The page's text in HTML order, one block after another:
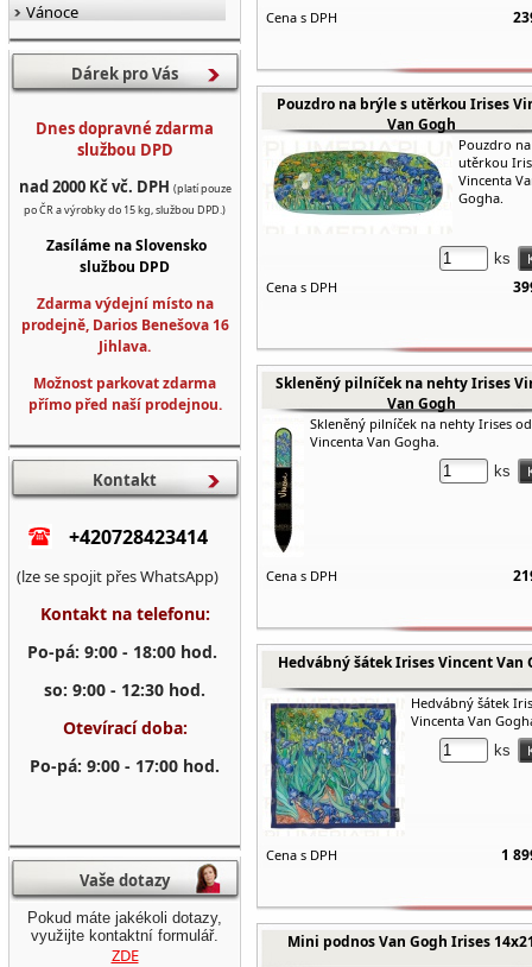
Cena s DPH
Pouzdro na brýle s utěrkou Irises
Van Gogh
Pouzdro
utěrkou
Vincenta
Gogha.
ks
Cena s DPH
Skleněný pilníček na nehty Irises
Van Gogh
Skleněný pilníček na nehty Irises od
Vincenta Van Gogha.
ks
Cena s DPH
Hedvábný šátek Irises Vincent Van
Hedvábný šátek
Vincenta Van
ks
Cena s DPH 1
Mini podnos Van Gogh Irises
Vánoce
Dárek pro Vás
Dnes dopravné zdarma
službou DPD
nad 2000 Kč vč. DPH (platí pouze
po ČR a výrobky do 15 kg, službou DPD.)
Zasíláme na Slovensko
službou DPD
Zdarma výdejní místo na
prodejně, Darios Benešova 16
Jihlava.
Možnost parkovat zdarma
přímo před naší prodejnou.
Kontakt
+420728423414
(lze se spojit přes WhatsApp)
Kontakt na telefonu:
Po-pá: 9:00 - 18:00 hod.
so: 9:00 - 12:30 hod.
Otevírací doba:
Po-pá: 9:00 - 17:00 hod.
Vaše dotazy
Pokud máte jakékoli dotazy,
využijte kontaktní formulář.
ZDE